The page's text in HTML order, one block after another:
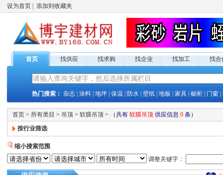
设为首页 添加到收藏夹
首页 找供应 找求购 找企业 找加工 找合
热门搜索： 杂志 涂料 地坪 保温 防水 壁纸 地板 家具 橱柜 门窗
首页 > 所有类目 > 吊顶 > 软膜吊顶 > （共有 软膜吊顶 供应信息 0 条）
按行业筛选
缩小搜索范围
调整关键字：